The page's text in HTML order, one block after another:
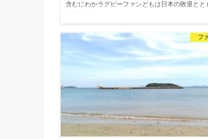
含むにわかラグビーファンどもは日本の敗退とと
フ